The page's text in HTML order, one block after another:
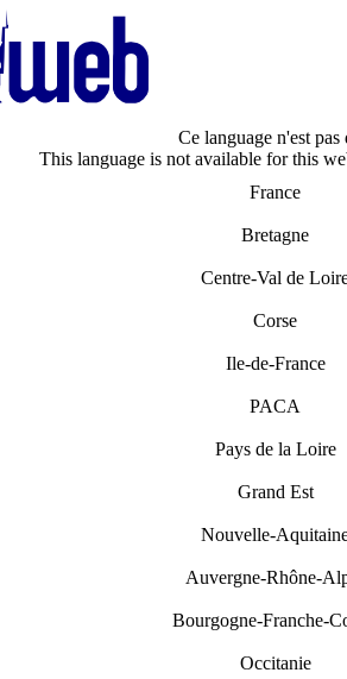
Ce language n'est
This language is not available for this
France
Bretagne
Centre-Val de
Corse
Ile-de-France
PACA
Pays de la Loire
Grand Est
Nouvelle-
Auvergne-Rhône-
Bourgogne-Franche-
Occitanie